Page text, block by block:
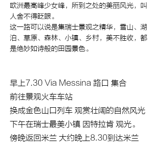
欧洲最高峰少女峰，所到之处的美丽风光，叫
人舍不得眨眼。
这一路可以说是集瑞士景观之精华，雪山、湖
泊、草原、森林、小镇、乡村，美不胜收，都
是绝妙如诗般的田园景色。
早上7.30 Via Messina 路口 集合
前往景观火车车站
换成金色山口列车 观赏壮阔的自然风光
下午在瑞士最美小镇 因特拉肯 观光。
傍晚返回米兰 大约晚上8.30到达米兰